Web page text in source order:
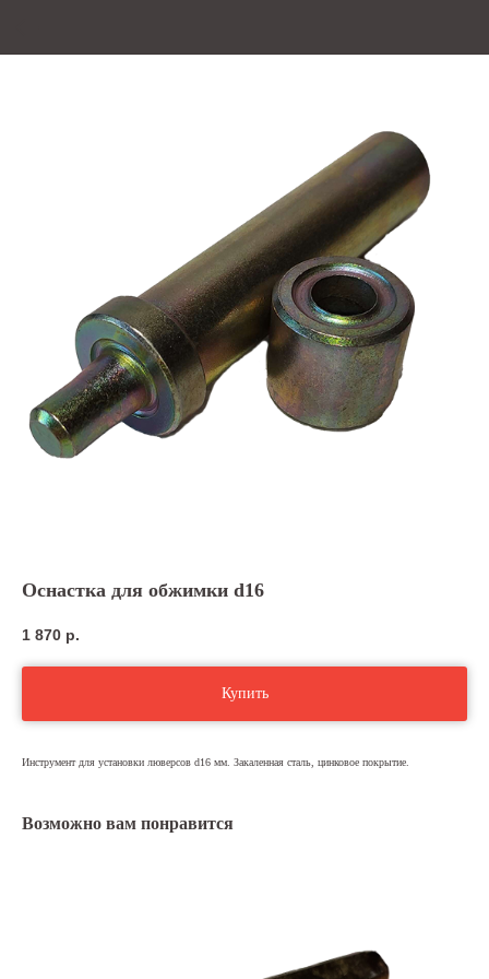
Оснастка для обжимки d16
1 870 р.
Купить
Инструмент для установки люверсов d16 мм. Закаленная сталь, цинковое покрытие.
Возможно вам понравится